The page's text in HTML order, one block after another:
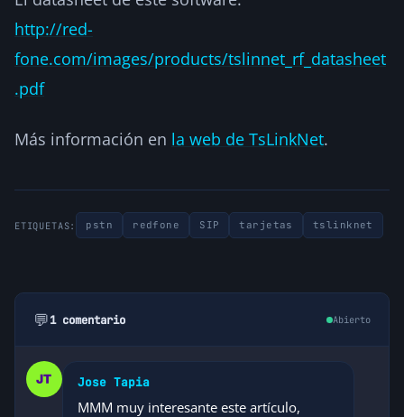
http://red-
fone.com/images/products/tslinnet_rf_datasheet
.pdf
Más información en la web de TsLinkNet.
ETIQUETAS: pstn redfone SIP tarjetas tslinknet
💬1 comentario Abierto
Jose Tapia
MMM muy interesante este artículo,